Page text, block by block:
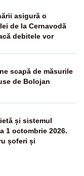
asigură o
de la Cernavodă
debitele vor
scapă de măsurile
de Bolojan
și sistemul
1 octombrie 2026.
șoferi și